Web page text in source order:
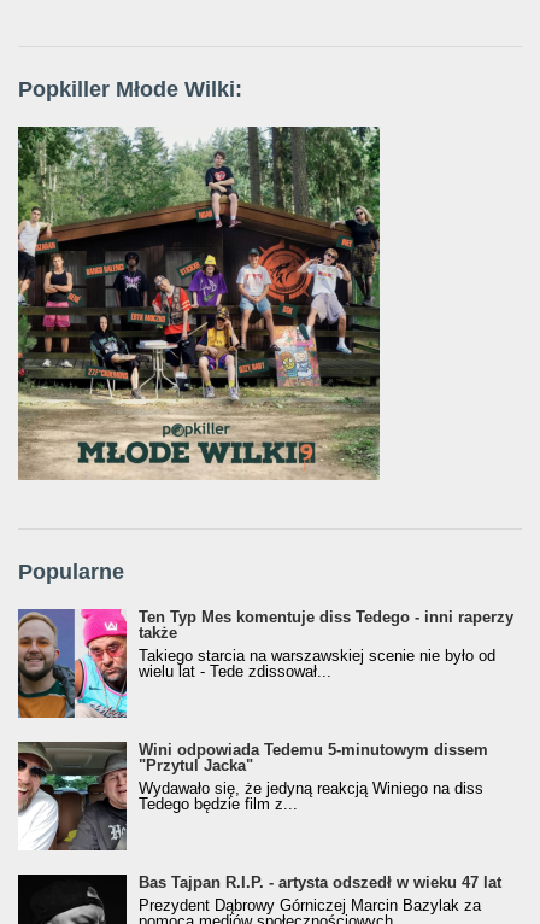
Popkiller Młode Wilki:
Popularne
Ten Typ Mes komentuje diss Tedego - inni raperzy
także
Takiego starcia na warszawskiej scenie nie było od
wielu lat - Tede zdissował...
Wini odpowiada Tedemu 5-minutowym dissem
"Przytul Jacka"
Wydawało się, że jedyną reakcją Winiego na diss
Tedego będzie film z...
Bas Tajpan R.I.P. - artysta odszedł w wieku 47 lat
Prezydent Dąbrowy Górniczej Marcin Bazylak za